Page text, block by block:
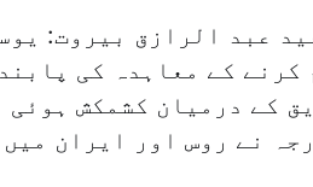
عبد الرازق بيروت:
کے معاہدہ کی
کے درمیان کشمکش ہوئی